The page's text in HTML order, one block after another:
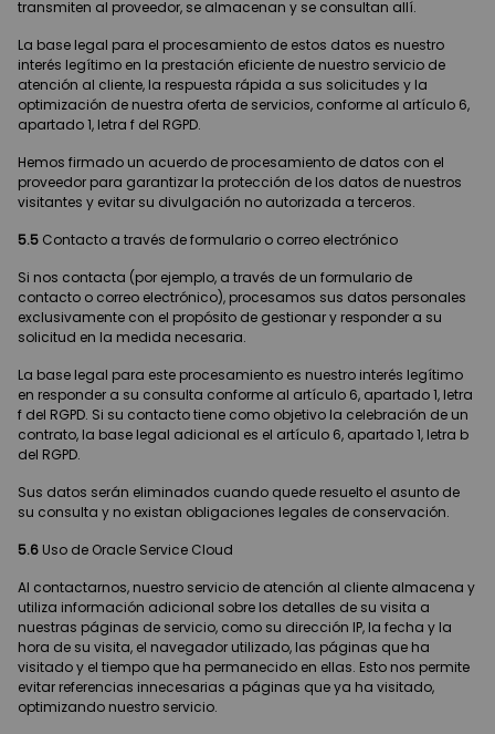
transmiten al proveedor, se almacenan y se consultan allí.
La base legal para el procesamiento de estos datos es nuestro
interés legítimo en la prestación eficiente de nuestro servicio de
atención al cliente, la respuesta rápida a sus solicitudes y la
optimización de nuestra oferta de servicios, conforme al artículo 6,
apartado 1, letra f del RGPD.
Hemos firmado un acuerdo de procesamiento de datos con el
proveedor para garantizar la protección de los datos de nuestros
visitantes y evitar su divulgación no autorizada a terceros.
5.5 Contacto a través de formulario o correo electrónico
Si nos contacta (por ejemplo, a través de un formulario de
contacto o correo electrónico), procesamos sus datos personales
exclusivamente con el propósito de gestionar y responder a su
solicitud en la medida necesaria.
La base legal para este procesamiento es nuestro interés legítimo
en responder a su consulta conforme al artículo 6, apartado 1, letra
f del RGPD. Si su contacto tiene como objetivo la celebración de un
contrato, la base legal adicional es el artículo 6, apartado 1, letra b
del RGPD.
Sus datos serán eliminados cuando quede resuelto el asunto de
su consulta y no existan obligaciones legales de conservación.
5.6 Uso de Oracle Service Cloud
Al contactarnos, nuestro servicio de atención al cliente almacena y
utiliza información adicional sobre los detalles de su visita a
nuestras páginas de servicio, como su dirección IP, la fecha y la
hora de su visita, el navegador utilizado, las páginas que ha
visitado y el tiempo que ha permanecido en ellas. Esto nos permite
evitar referencias innecesarias a páginas que ya ha visitado,
optimizando nuestro servicio.